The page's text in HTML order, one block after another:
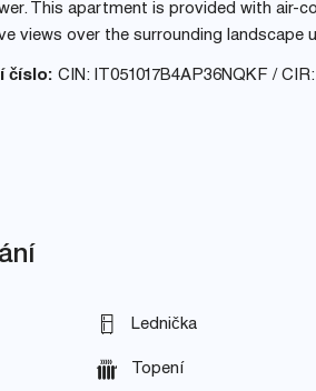
This apartment is provided with air-
views over the surrounding landscape
číslo: CIN: IT051017B4AP36NQKF / CIR:
Lednička
Topení